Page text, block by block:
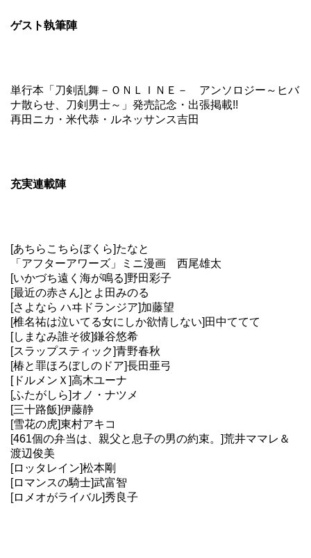
ゲスト執筆陣
単行本「刀剣乱舞－ＯＮＬＩＮＥ－ アンソロジー～ヒバ
ナ散らせ、刀剣男士～」発売記念・出張掲載!!
再田ニカ・米代恭・ルネッサンス吉田
充実連載陣
[あちらこちらぼくら]たなと
「アフターアワーズ」ミニ漫画 西尾雄太
[いかづち遠く海が鳴る]野田彩子
[最近の赤さん]とよ田みのる
[さよなら ハヰドランジア]加藤望
[椎名祐は泣いてる女にしか欲情しない]田中ててて
[しまなみ誰そ彼]鎌谷悠希
[スラップスティック]青野春秋
[椿と罪ほろぼしのドア]長田亜弓
[ドルメンＸ]高木ユーナ
[ふたがしら]オノ・ナツメ
[三十路飯]伊藤静
[雪花の虎]東村アキコ
[461個の弁当は、親父と息子の男の約束。]荒井ママレ＆
渡辺俊美
[ロッタレイン]松本剛
[ロマンスの騎士]武富智
[ロメオがライバル]秀良子